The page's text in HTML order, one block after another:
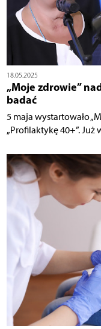
18.05.2025
„Moje zdrowie”
badać
5 maja wystartowało
„Profilaktykę 40+”. Już